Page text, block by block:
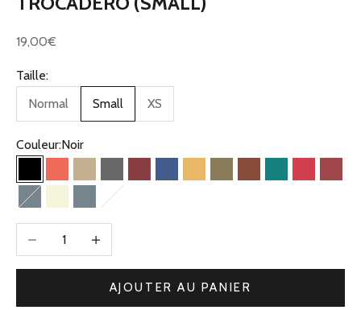
Prix de vente
19,00€
Taille:
Normal
Small XS
Couleur:Noir
Noir CorailBeige Kaki
Gris BordeauxBleu Jean
JauneOliveCamelVert Framboise
Bleu Gris
BeigeBleu gris
Diminuer la quantitéAugmenter la quantité
AJOUTER AU PANIER